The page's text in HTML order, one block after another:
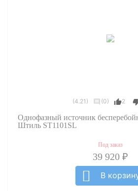
(4.21) (0) 2
Однофазный источник
Штиль ST1101SL
Под заказ
39 920 ₽
В